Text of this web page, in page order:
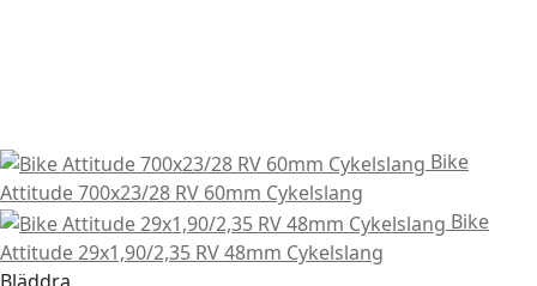
Bike
Attitude 700x23/28 RV 60mm Cykelslang
Bike
Attitude 29x1,90/2,35 RV 48mm Cykelslang
Bläddra